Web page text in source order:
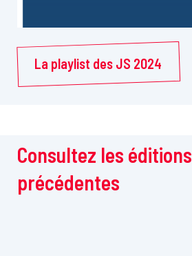
La playlist des JS 2024
Consultez les éditions
précédentes